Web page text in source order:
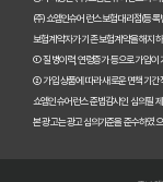
(주)쇼엠인슈어런스 보험대리점(등
보험계약자가 기존 보험계약을 해지
① 질병이력, 연령증가 등으로 가입이
② 가입 상품에 따라 새로운 면책기간
쇼엠인슈어런스 준법감시인 심의필
본 광고는 광고심의기준을 준수하였